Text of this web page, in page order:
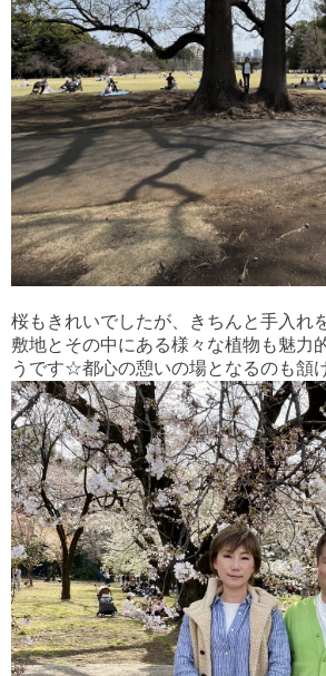
桜もきれいでしたが、きちんと手入れ
敷地とその中にある様々な植物も魅力
うです☆都心の憩いの場となるのも頷